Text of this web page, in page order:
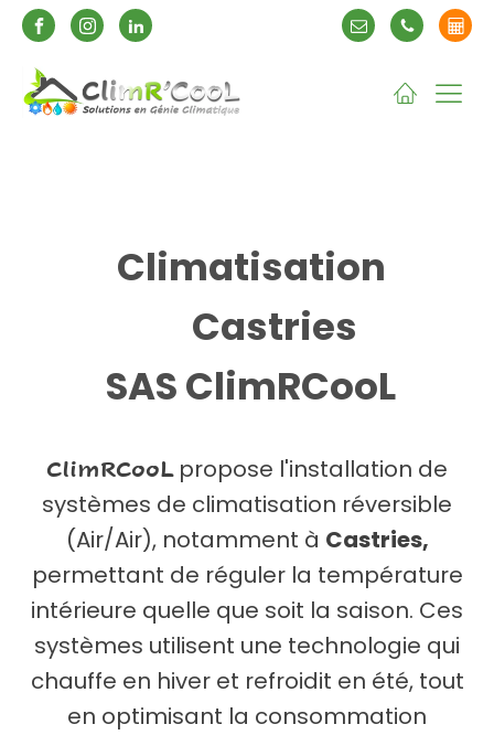
Climatisation
Castries
SAS ClimRCooL
ClimRCooLpropose l'installation de
systèmes de climatisation réversible
(Air/Air), notamment à Castries,
permettant de réguler la température
intérieure quelle que soit la saison. Ces
systèmes utilisent une technologie qui
chauffe en hiver et refroidit en été, tout
en optimisant la consommation